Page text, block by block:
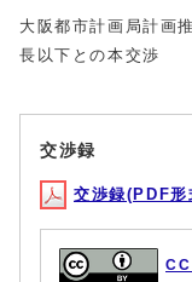
大阪都市計画局計画
長以下との本交渉
交渉録
交渉録(PDF
CC